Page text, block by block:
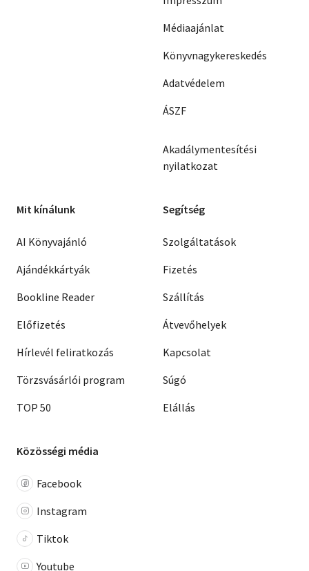
Médiaajánlat
Könyvnagykereskedés
Adatvédelem
ÁSZF
Akadálymentesítési
nyilatkozat
Mit kínálunk
AI Könyvajánló
Ajándékkártyák
Bookline Reader
Előfizetés
Hírlevél feliratkozás
Törzsvásárlói program
TOP 50
Segítség
Szolgáltatások
Fizetés
Szállítás
Átvevőhelyek
Kapcsolat
Súgó
Elállás
Közösségi média
Facebook
Instagram
Tiktok
Youtube